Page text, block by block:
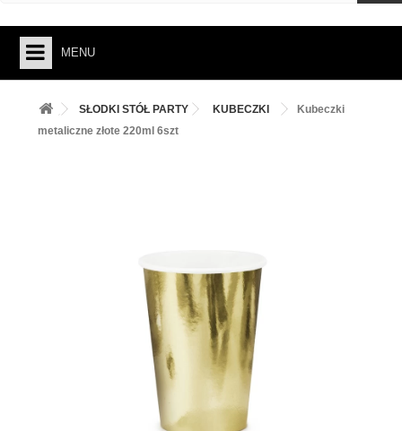
MENU
PIECZENIE
PODKŁADY /PRZEKŁADKI/WSPORNIKI/BANKETÓWKI
SŁODKI STÓŁ PARTY KUBECZKI
Kubeczki
metaliczne złote 220ml 6szt